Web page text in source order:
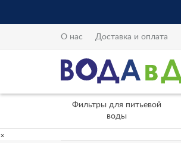
О нас Доставка и оплата
Фильтры для питьевой
воды
×